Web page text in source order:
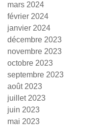
mars 2024
février 2024
janvier 2024
décembre 2023
novembre 2023
octobre 2023
septembre 2023
août 2023
juillet 2023
juin 2023
mai 2023